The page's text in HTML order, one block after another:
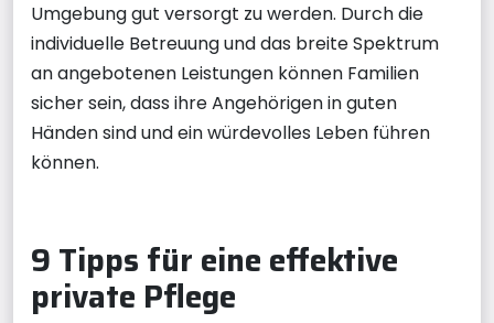
Umgebung gut versorgt zu werden. Durch die
individuelle Betreuung und das breite Spektrum
an angebotenen Leistungen können Familien
sicher sein, dass ihre Angehörigen in guten
Händen sind und ein würdevolles Leben führen
können.
9 Tipps für eine effektive
private Pflege